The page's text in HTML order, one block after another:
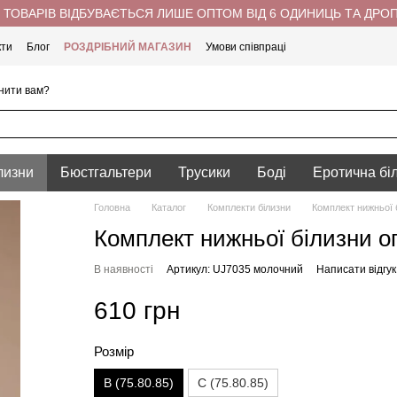
ВІДБУВАЄТЬСЯ ЛИШЕ ОПТОМ ВІД 6 ОДИНИЦЬ ТА
Блог РОЗДРІБНИЙ МАГАЗИН Умови співпраці
вам?
Бюстгальтери Трусики Боді Еротична
Головна Каталог Комплекти білизни Комплект
Комплект нижньої білизни
В наявності Артикул: UJ7035 молочний Написати відгук
610 грн
Розмір
B (75.80.85) С (75.80.85)